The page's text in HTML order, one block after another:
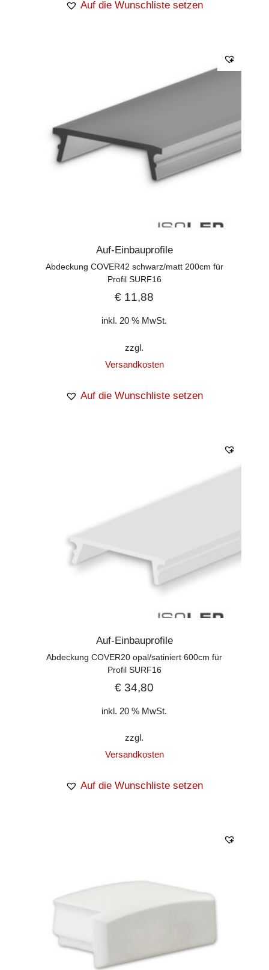
Auf die Wunschliste setzen
Auf-Einbauprofile
Abdeckung COVER42 schwarz/matt 200cm für
Profil SURF16
€ 11,88
inkl. 20 % MwSt.
zzgl.
Versandkosten
Auf die Wunschliste setzen
Auf-Einbauprofile
Abdeckung COVER20 opal/satiniert 600cm für
Profil SURF16
€ 34,80
inkl. 20 % MwSt.
zzgl.
Versandkosten
Auf die Wunschliste setzen